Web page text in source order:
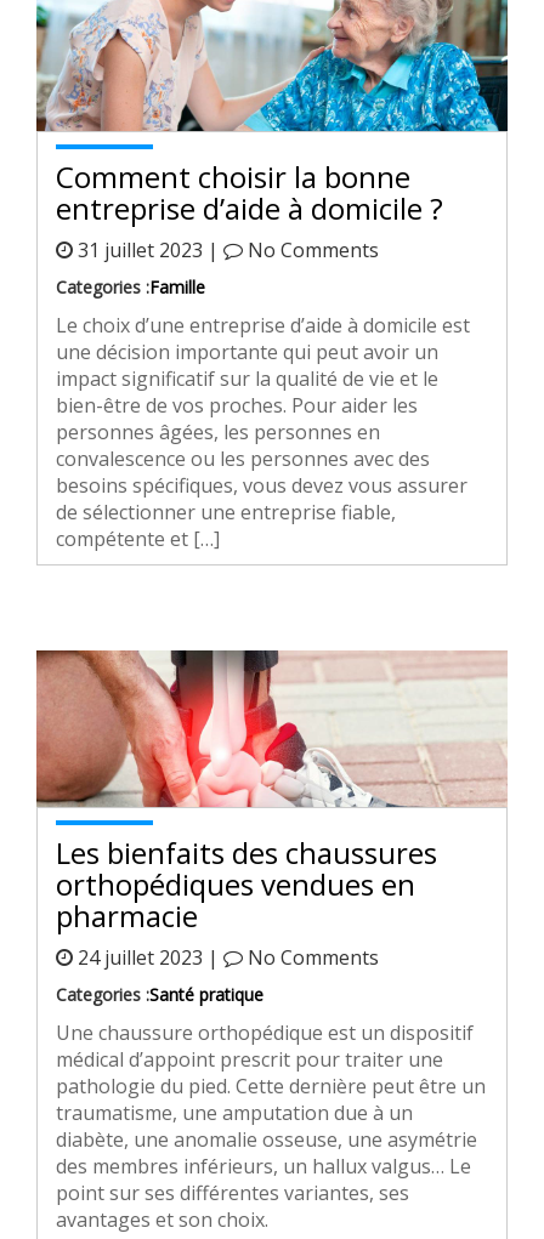
Comment choisir la bonne
entreprise d’aide à domicile ?
31 juillet 2023 | No Comments
Categories :Famille
Le choix d’une entreprise d’aide à domicile est
une décision importante qui peut avoir un
impact significatif sur la qualité de vie et le
bien-être de vos proches. Pour aider les
personnes âgées, les personnes en
convalescence ou les personnes avec des
besoins spécifiques, vous devez vous assurer
de sélectionner une entreprise fiable,
compétente et […]
Les bienfaits des chaussures
orthopédiques vendues en
pharmacie
24 juillet 2023 | No Comments
Categories :Santé pratique
Une chaussure orthopédique est un dispositif
médical d’appoint prescrit pour traiter une
pathologie du pied. Cette dernière peut être un
traumatisme, une amputation due à un
diabète, une anomalie osseuse, une asymétrie
des membres inférieurs, un hallux valgus… Le
point sur ses différentes variantes, ses
avantages et son choix.